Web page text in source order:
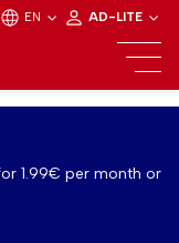
EN AD-LITE
1.99€ per month or